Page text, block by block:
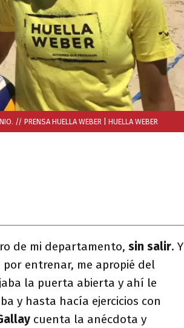
// PRENSA HUELLA WEBER | HUELLA WEBER
de mi departamento, sin salir. Y
entrenar, me apropié del
la puerta abierta y ahí le
y hasta hacía ejercicios con
cuenta la anécdota y